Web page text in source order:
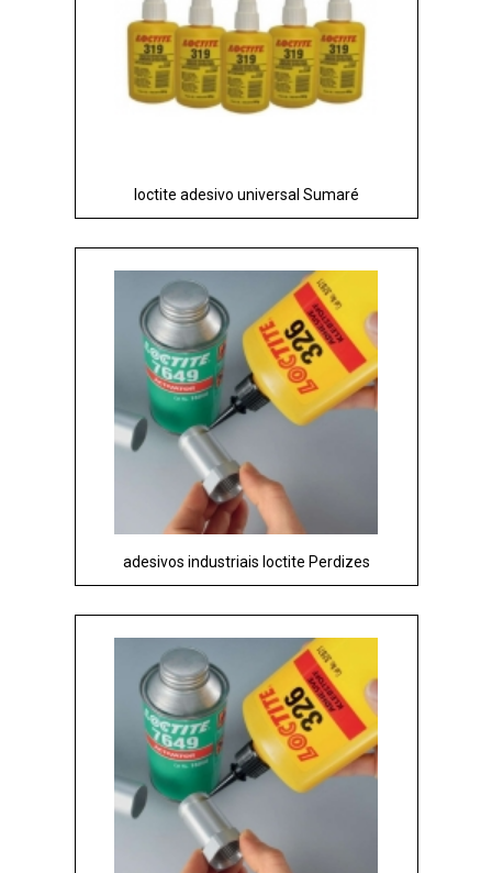
loctite adesivo universal Sumaré
adesivos industriais loctite Perdizes